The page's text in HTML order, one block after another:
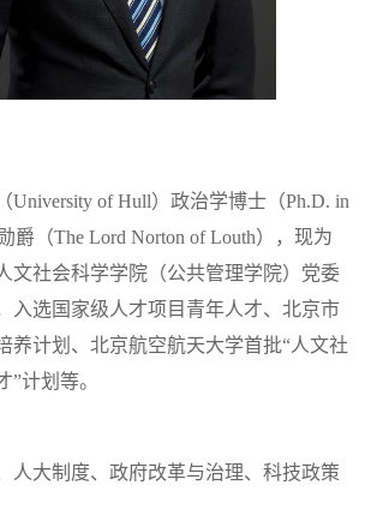
University of Hull）政治学博士（Ph.D. in
爵（The Lord Norton of Louth），现为
文社会科学学院（公共管理学院）党委
入选国家级人才项目青年人才、北京市
养计划、北京航空航天大学首批“人文社
”计划等。
人大制度、政府改革与治理、科技政策